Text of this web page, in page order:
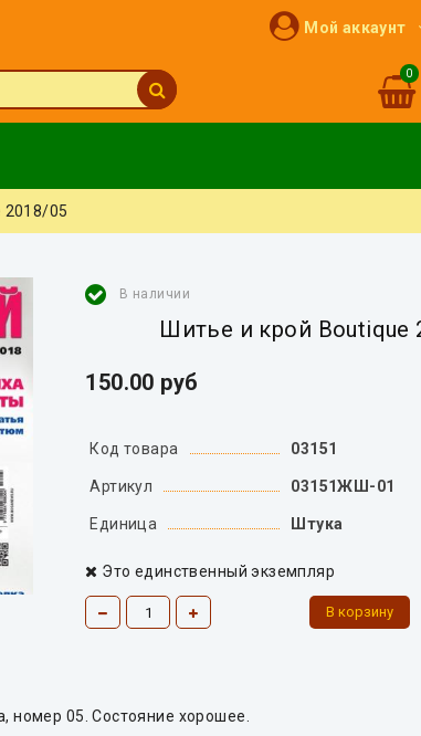
Мой аккаунт
0
05
В наличии
Шитье и крой Boutique
150.00 руб
Код товара 03151
Артикул 03151ЖШ-01
Единица Штука
Это единственный экземпляр
номер 05. Состояние хорошее.